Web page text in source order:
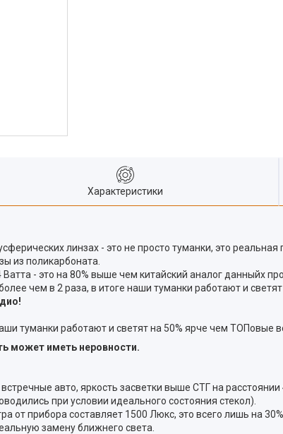
Характеристики
линзах - это не просто туманки, это
из поликарбоната.
- это на 80% выше чем китайский аналог данныйх
чем в 2 раза, в итоге наши туманки работают и
туманки работают и светят на 50% ярче чем ТОПовые
может иметь неровности.
авто, яркость засветки выше СТГ на
при условии идеального состояния стекол).
от прибора составляет 1500 Люкс, это всего лишь на
замену ближнего света.